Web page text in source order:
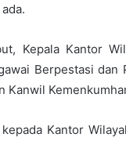
Kepala Kantor
Berpestasi
Kanwil
Kantor